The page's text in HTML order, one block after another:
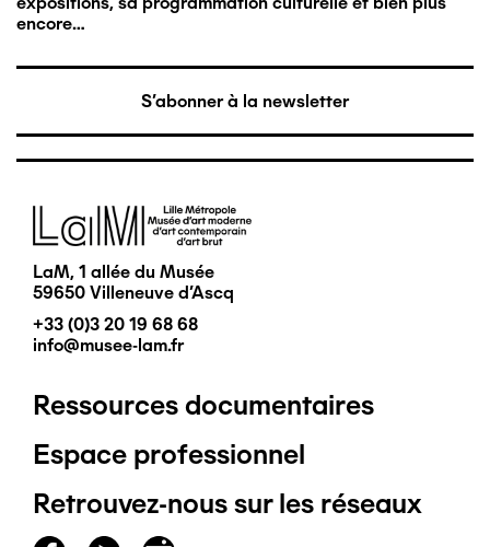
encore…
S'abonner à la newsletter
Image
LaM, 1 allée du Musée
59650 Villeneuve d'Ascq
+33 (0)3 20 19 68 68
info@musee-lam.fr
Pied
de
page
Ressources documentaires
Espace professionnel
Retrouvez-nous sur les réseaux